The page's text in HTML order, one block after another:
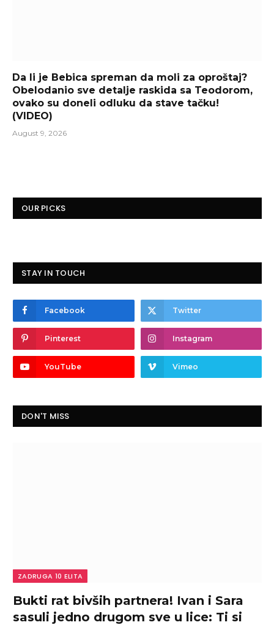
Da li je Bebica spreman da moli za oproštaj?
Obelodanio sve detalje raskida sa Teodorom,
ovako su doneli odluku da stave tačku!
(VIDEO)
August 9, 2026
OUR PICKS
STAY IN TOUCH
Facebook Twitter
Pinterest Instagram
YouTube Vimeo
DON'T MISS
ZADRUGA 10 ELITA
Bukti rat bivših partnera! Ivan i Sara
sasuli jedno drugom sve u lice: Ti si